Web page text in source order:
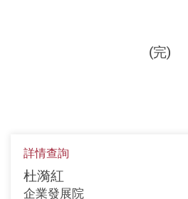
(完)
詳情查詢
杜漪紅
企業發展院